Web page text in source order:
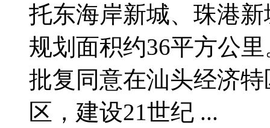
托东海岸新城、珠港
规划面积约36平方公
批复同意在汕头经济
区，建设21世纪 ...